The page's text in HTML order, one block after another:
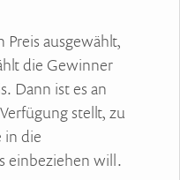
ausgewählt,
die Gewinner
Dann ist es an
stellt, zu
in die
einbeziehen will.